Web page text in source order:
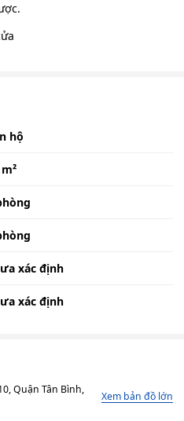
hộ
xác định
xác định
Quận Tân Bình,
Xem bản đồ lớn